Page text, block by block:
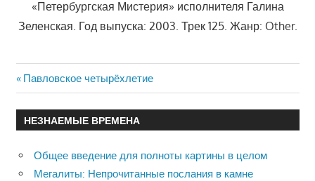
«Петербургская Мистерия» исполнителя Галина
Зеленская. Год выпуска: 2003. Трек 125. Жанр: Other.
Навигация
по
записям
Previous
Post:
Павловское четырёхлетие
НЕЗНАЕМЫЕ ВРЕМЕНА
Общее введение для полноты картины в целом
Мегалиты: Непрочитанные послания в камне